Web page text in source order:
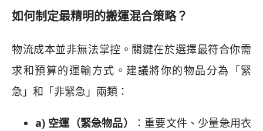
如何制定最精明的搬運混合策略？
物流成本並非無法掌控。關鍵在於選擇最符合你需
求和預算的運輸方式。建議將你的物品分為「緊
急」和「非緊急」兩類：
a) 空運（緊急物品）
：重要文件、少量急用衣